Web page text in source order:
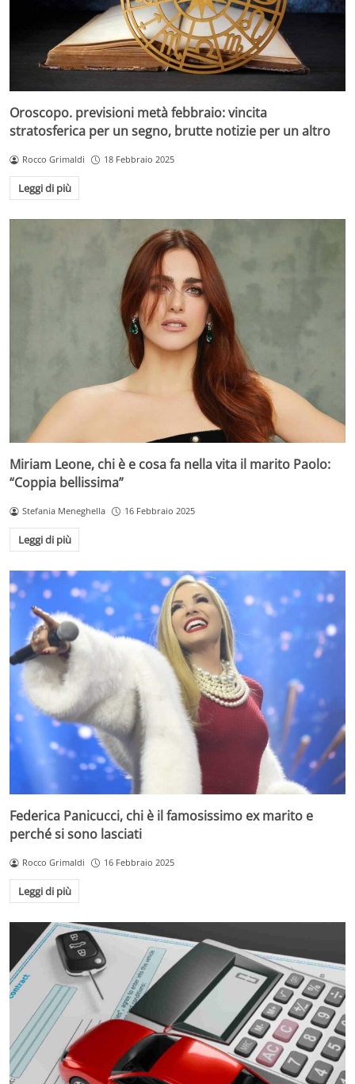
Oroscopo. previsioni metà febbraio: vincita
stratosferica per un segno, brutte notizie per un altro
Rocco Grimaldi 18 Febbraio 2025
Leggi di più
Miriam Leone, chi è e cosa fa nella vita il marito Paolo:
“Coppia bellissima”
Stefania Meneghella 16 Febbraio 2025
Leggi di più
Federica Panicucci, chi è il famosissimo ex marito e
perché si sono lasciati
Rocco Grimaldi 16 Febbraio 2025
Leggi di più